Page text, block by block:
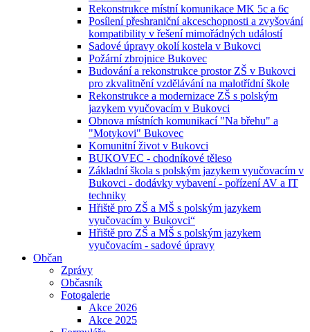
Rekonstrukce místní komunikace MK 5c a 6c
Posílení přeshraniční akceschopnosti a zvyšování
kompatibility v řešení mimořádných událostí
Sadové úpravy okolí kostela v Bukovci
Požární zbrojnice Bukovec
Budování a rekonstrukce prostor ZŠ v Bukovci
pro zkvalitnění vzdělávání na malotřídní škole
Rekonstrukce a modernizace ZŠ s polským
jazykem vyučovacím v Bukovci
Obnova místních komunikací "Na břehu" a
"Motykovi" Bukovec
Komunitní život v Bukovci
BUKOVEC - chodníkové těleso
Základní škola s polským jazykem vyučovacím v
Bukovci - dodávky vybavení - pořízení AV a IT
techniky
Hřiště pro ZŠ a MŠ s polským jazykem
vyučovacím v Bukovci“
Hřiště pro ZŠ a MŠ s polským jazykem
vyučovacím - sadové úpravy
Občan
Zprávy
Občasník
Fotogalerie
Akce 2026
Akce 2025